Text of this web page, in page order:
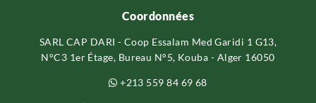
Coordonnées
SARL CAP DARI - Coop Essalam Med Garidi 1 G13,
N°C3 1er Étage, Bureau N°5, Kouba - Alger 16050
+213 559 84 69 68